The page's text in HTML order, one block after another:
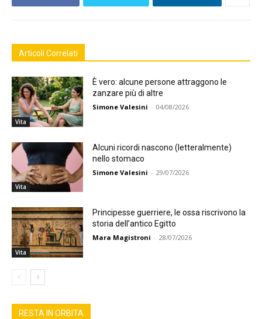
Articoli Correlati
Vita
È vero: alcune persone attraggono le
zanzare più di altre
Simone Valesini - 04/08/2026
Vita
Alcuni ricordi nascono (letteralmente)
nello stomaco
Simone Valesini - 29/07/2026
Vita
Principesse guerriere, le ossa riscrivono la
storia dell’antico Egitto
Mara Magistroni - 28/07/2026
RESTA IN ORBITA